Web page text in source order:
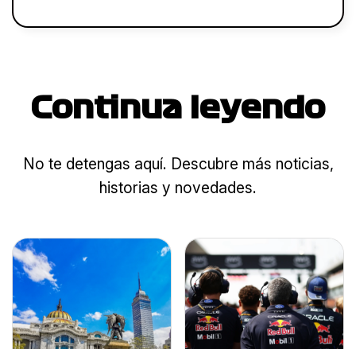
Continua leyendo
No te detengas aquí. Descubre más noticias,
historias y novedades.